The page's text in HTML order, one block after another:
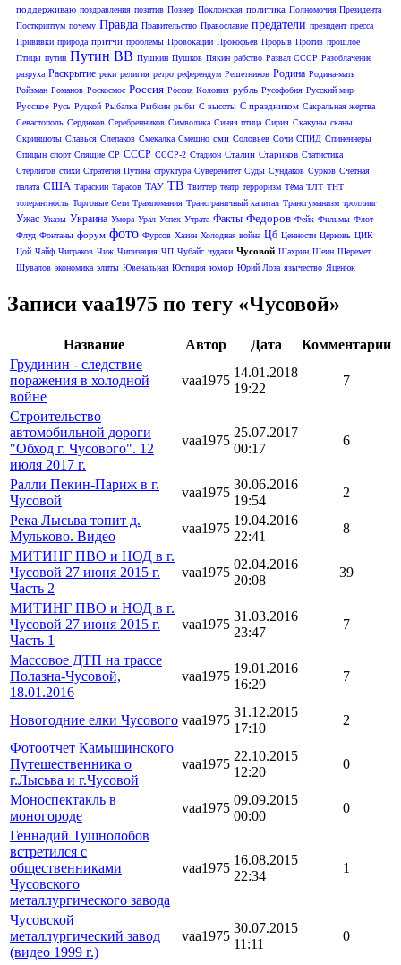
поддерживаю поздравления позитив Познер Поклонская политика Полномочия Президента
Посткриптум почему Правда Правительство Православие предатели президент пресса
Прививки природа притчи проблемы Провокации Прокофьев Прорыв Против прошлое
Птицы путин Путин ВВ Пушкин Пушков Пякин рабство Развал СССР Разоблачение
разруха Раскрытие реки религия ретро референдум Решетников Родина Родина-мать
Ройзман Романов Роскосмос Россия Россия Колония рубль Русофобия Русский мир
Русское Русь Руцкой Рыбалка Рыбкин рыбы С высоты С праздником Сакральная жертва
Севастополь Сердюков Серебренников Символика Синяя птица Сирия Скакуны сканы
Скриншоты Славься Слепаков Смекалка Смешно сми Соловьев Сочи СПИД Спиненнеры
Спицын спорт Спящие СР СССР СССР-2 Стадион Сталин Стариков Статистика
Стерлигов стихи Стратегия Путина структура Суверенитет Суды Сундаков Сурков Счетная
палата США Тараскин Тарасов ТАУ ТВ Твиттер театр терроризм Тёма ТЛТ ТНТ
толерантность Торговые Сети Трампомания Трансграничный капитал Трансгуманизм троллинг
Ужас Указы Украина Умора Урал Успех Утрата Факты Федоров Фейк Фильмы Флот
Флуд Фонтаны форум фото Фурсов Хазин Холодная война Цб Ценности Церковь ЦИК
Цой Чайф Чиграков Чиж Чипизация ЧП Чубайс чудаки Чусовой Шахрин Шеин Шеремет
Шувалов экономика элиты Ювенальная Юстиция юмор Юрий Лоза язычество Яценюк
Записи vaa1975 по тегу «Чусовой»
Название Автор Дата
Комментарии
Грудинин - следствие
поражения в холодной
войне
vaa1975
14.01.2018
19:22
7
Строительство
автомобильной дороги
"Обход г. Чусового". 12
июля 2017 г.
vaa1975
25.07.2017
00:17
6
Ралли Пекин-Париж в г.
Чусовой
vaa1975
30.06.2016
19:54
2
Река Лысьва топит д.
Мульково. Видео
vaa1975
19.04.2016
22:41
8
МИТИНГ ПВО и НОД в г.
Чусовой 27 июня 2015 г.
Часть 2
vaa1975
02.04.2016
20:08
39
МИТИНГ ПВО и НОД в г.
Чусовой 27 июня 2015 г.
Часть 1
vaa1975
31.03.2016
23:47
7
Массовое ДТП на трассе
Полазна-Чусовой,
18.01.2016
vaa1975
19.01.2016
16:29
7
Новогодние елки Чусового vaa1975
31.12.2015
17:10
2
Фотоотчет Камышинского
Путешественника о
г.Лысьва и г.Чусовой
vaa1975
22.10.2015
12:20
0
Моноспектакль в
моногороде
vaa1975
09.09.2015
00:00
0
Геннадий Тушнолобов
встретился с
общественниками
Чусовского
металлургического завода
vaa1975
16.08.2015
22:34
1
Чусовской
металлургический завод
(видео 1999 г.)
vaa1975
30.07.2015
11:11
0